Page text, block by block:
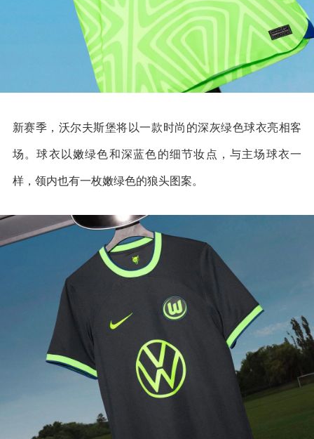
新赛季，沃尔夫斯堡将以一款时尚的深灰绿色球衣亮相客
场。球衣以嫩绿色和深蓝色的细节妆点，与主场球衣一
样，领内也有一枚嫩绿色的狼头图案。